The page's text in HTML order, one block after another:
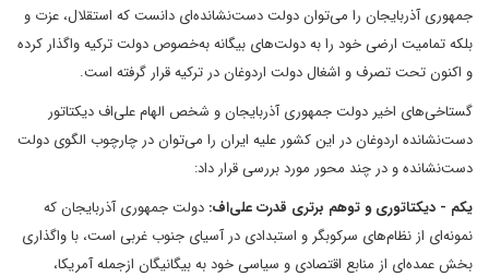
جمهوری آذربایجان را می‌توان دولت دست‌نشانده‌ای دانست که استقلال، عزت و
بلکه تمامیت ارضی خود را به دولت‌های بیگانه به‌خصوص دولت ترکیه واگذار کرده
و اکنون تحت تصرف و اشغال دولت اردوغان در ترکیه قرار گرفته است.
گستاخی‌های اخیر دولت جمهوری آذربایجان و شخص الهام علی‌اف دیکتاتور
دست‌نشانده اردوغان در این کشور علیه ایران را می‌توان در چارچوب الگوی دولت
دست‌نشانده و در چند محور مورد بررسی قرار داد:
یکم - دیکتاتوری و توهم برتری قدرت علی‌اف: دولت جمهوری آذربایجان که
نمونه‌ای از نظام‌های سرکوبگر و استبدادی در آسیای جنوب غربی است، با واگذاری
بخش عمده‌ای از منابع اقتصادی و سیاسی خود به بیگانیگان ازجمله آمریکا،